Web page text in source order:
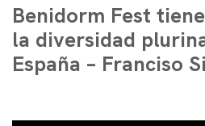
Benidorm Fest
la diversidad
España – Franciso